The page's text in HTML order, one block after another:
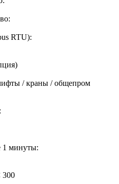
RTU):
/ краны / общепром
1 минуты:
300